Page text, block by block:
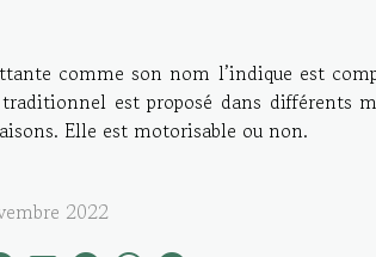
comme son nom l’indique est
est proposé dans différents
Elle est motorisable ou non.
2022